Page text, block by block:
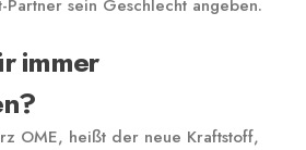
Partner sein Geschlecht angeben.
immer
OME, heißt der neue Kraftstoff,